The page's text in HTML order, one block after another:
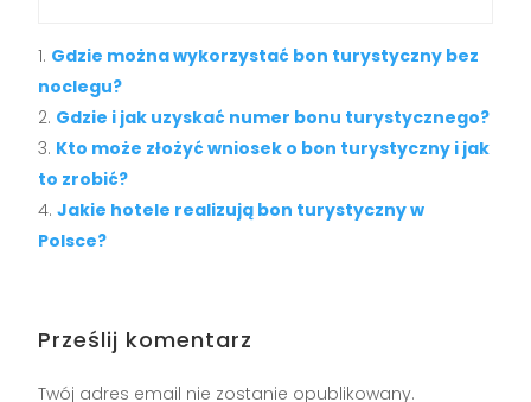
Gdzie można wykorzystać bon turystyczny bez
noclegu?
Gdzie i jak uzyskać numer bonu turystycznego?
Kto może złożyć wniosek o bon turystyczny i jak
to zrobić?
Jakie hotele realizują bon turystyczny w
Polsce?
Prześlij komentarz
Twój adres email nie zostanie opublikowany.